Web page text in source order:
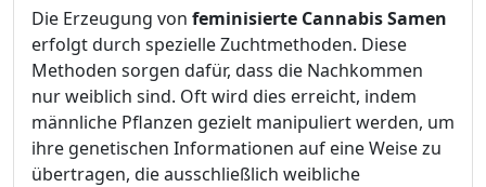
Die Erzeugung von feminisierte Cannabis Samen
erfolgt durch spezielle Zuchtmethoden. Diese
Methoden sorgen dafür, dass die Nachkommen
nur weiblich sind. Oft wird dies erreicht, indem
männliche Pflanzen gezielt manipuliert werden, um
ihre genetischen Informationen auf eine Weise zu
übertragen, die ausschließlich weibliche